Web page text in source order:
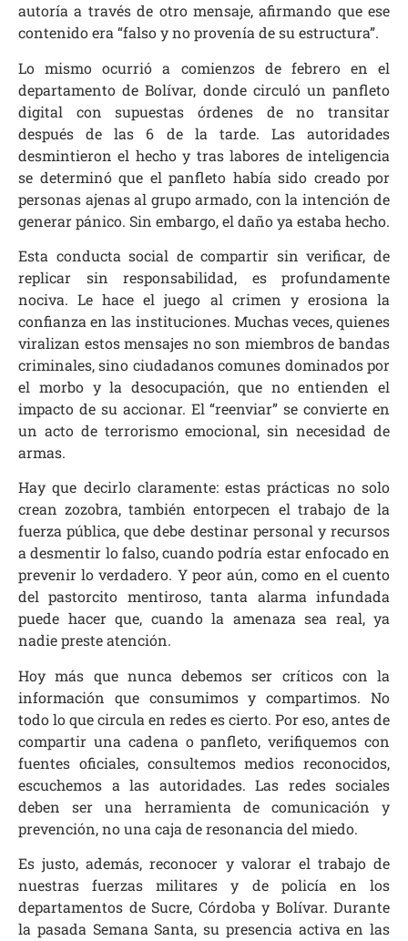
autoría a través de otro mensaje, afirmando que ese
contenido era “falso y no provenía de su estructura”.
Lo mismo ocurrió a comienzos de febrero en el
departamento de Bolívar, donde circuló un panfleto
digital con supuestas órdenes de no transitar
después de las 6 de la tarde. Las autoridades
desmintieron el hecho y tras labores de inteligencia
se determinó que el panfleto había sido creado por
personas ajenas al grupo armado, con la intención de
generar pánico. Sin embargo, el daño ya estaba hecho.
Esta conducta social de compartir sin verificar, de
replicar sin responsabilidad, es profundamente
nociva. Le hace el juego al crimen y erosiona la
confianza en las instituciones. Muchas veces, quienes
viralizan estos mensajes no son miembros de bandas
criminales, sino ciudadanos comunes dominados por
el morbo y la desocupación, que no entienden el
impacto de su accionar. El “reenviar” se convierte en
un acto de terrorismo emocional, sin necesidad de
armas.
Hay que decirlo claramente: estas prácticas no solo
crean zozobra, también entorpecen el trabajo de la
fuerza pública, que debe destinar personal y recursos
a desmentir lo falso, cuando podría estar enfocado en
prevenir lo verdadero. Y peor aún, como en el cuento
del pastorcito mentiroso, tanta alarma infundada
puede hacer que, cuando la amenaza sea real, ya
nadie preste atención.
Hoy más que nunca debemos ser críticos con la
información que consumimos y compartimos. No
todo lo que circula en redes es cierto. Por eso, antes de
compartir una cadena o panfleto, verifiquemos con
fuentes oficiales, consultemos medios reconocidos,
escuchemos a las autoridades. Las redes sociales
deben ser una herramienta de comunicación y
prevención, no una caja de resonancia del miedo.
Es justo, además, reconocer y valorar el trabajo de
nuestras fuerzas militares y de policía en los
departamentos de Sucre, Córdoba y Bolívar. Durante
la pasada Semana Santa, su presencia activa en las